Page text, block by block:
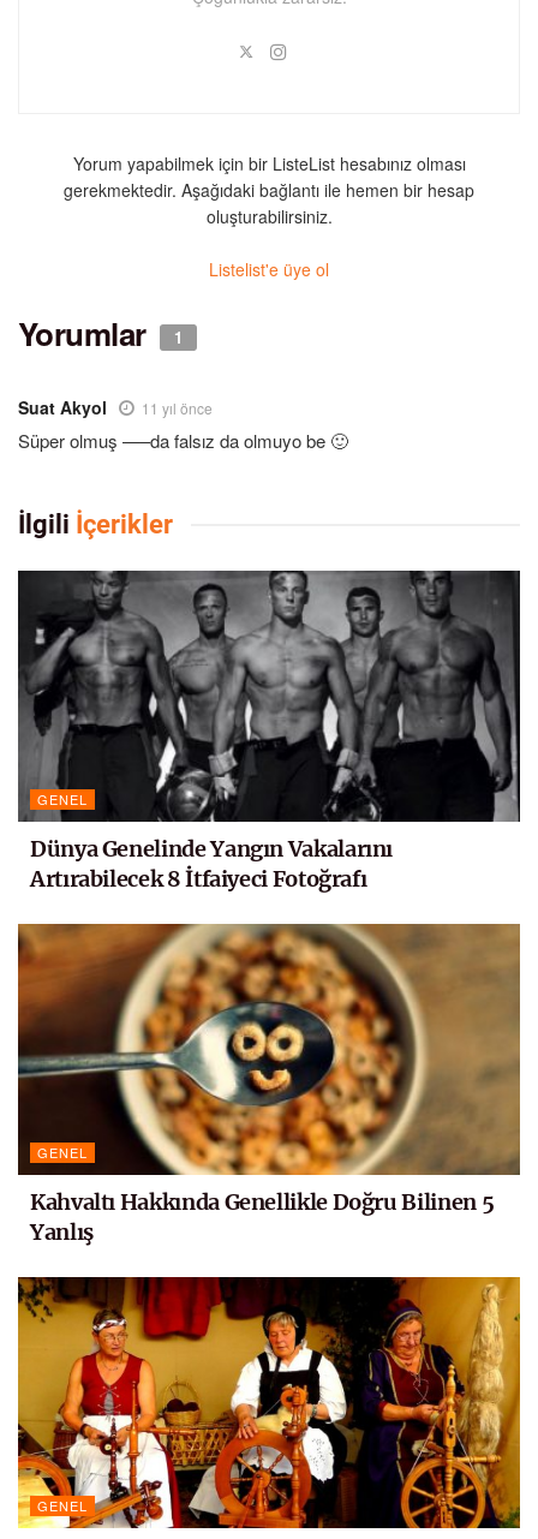
Yorum yapabilmek için bir ListeList hesabınız olması
gerekmektedir. Aşağıdaki bağlantı ile hemen bir hesap
oluşturabilirsiniz.
Listelist'e üye ol
Yorumlar 1
Suat Akyol 11 yıl önce
Süper olmuş —–da falsız da olmuyo be 🙂
İlgili İçerikler
GENEL
Dünya Genelinde Yangın Vakalarını
Artırabilecek 8 İtfaiyeci Fotoğrafı
GENEL
Kahvaltı Hakkında Genellikle Doğru Bilinen 5
Yanlış
GENEL